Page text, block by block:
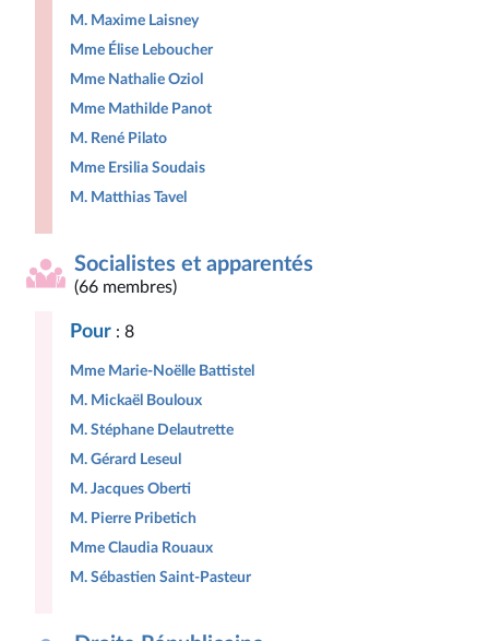
M. Maxime Laisney
Mme Élise Leboucher
Mme Nathalie Oziol
Mme Mathilde Panot
M. René Pilato
Mme Ersilia Soudais
M. Matthias Tavel
Socialistes et apparentés
(66 membres)
Pour : 8
Mme Marie-Noëlle Battistel
M. Mickaël Bouloux
M. Stéphane Delautrette
M. Gérard Leseul
M. Jacques Oberti
M. Pierre Pribetich
Mme Claudia Rouaux
M. Sébastien Saint-Pasteur